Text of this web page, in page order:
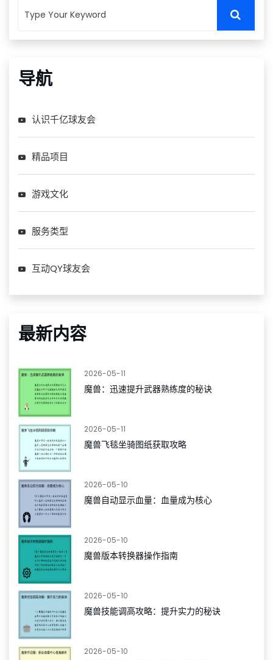
导航
认识千亿球友会
精品项目
游戏文化
服务类型
互动QY球友会
最新内容
2026-05-11
魔兽：迅速提升武器熟练度的秘诀
2026-05-11
魔兽飞毯坐骑图纸获取攻略
2026-05-10
魔兽自动显示血量：血量成为核心
2026-05-10
魔兽版本转换器操作指南
2026-05-10
魔兽技能调高攻略：提升实力的秘诀
2026-05-10